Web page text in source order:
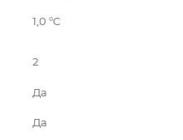
1,0 °С
2
Да
Да